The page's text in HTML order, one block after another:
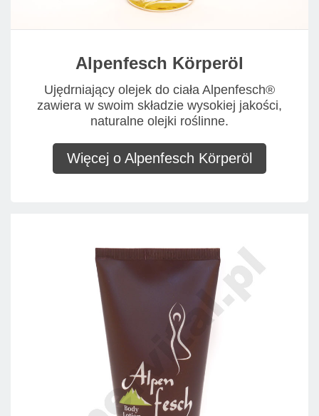
Alpenfesch Körperöl
Ujędrniający olejek do ciała Alpenfesch®
zawiera w swoim składzie wysokiej jakości,
naturalne olejki roślinne.
Więcej o Alpenfesch Körperöl